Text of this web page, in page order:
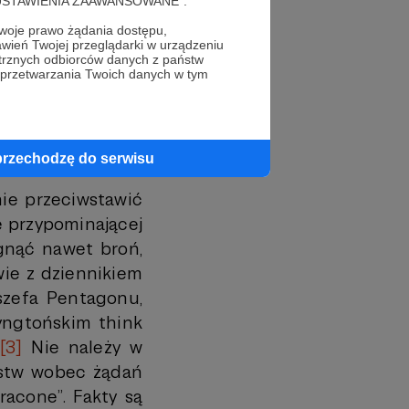
prawo żądania dostępu,
Twojej przeglądarki w urządzeniu
odbiorców danych z państw
Twoich danych w tym
do serwisu
się zrealizować
przygotować jej
Dopiero
system
przeciwstawić
przypominającej
nawet broń,
z dziennikiem
Pentagonu,
think
[3] Nie należy w
wobec żądań
Fakty są